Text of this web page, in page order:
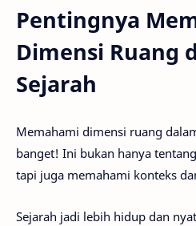
Pentingnya
Dimensi Ruang
Sejarah
Memahami dimensi ruang
banget! Ini bukan hanya
tapi juga memahami konteks
Sejarah jadi lebih hidup dan